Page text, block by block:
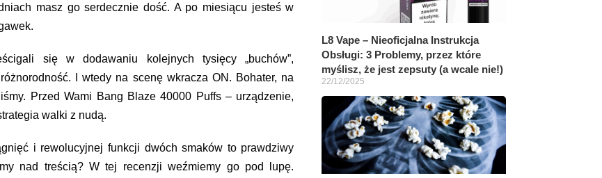
L8 Vape – Nieoficjalna Instrukcja
Obsługi: 3 Problemy, przez które
myślisz, że jest zepsuty (a wcale nie!)
22/12/2025
masz go serdecznie dość. A po miesiącu jesteś w
się w dodawaniu kolejnych tysięcy „buchów”,
I wtedy na scenę wkracza ON. Bohater, na
Przed Wami Bang Blaze 40000 Puffs– urządzenie,
walki z nudą.
i rewolucyjnej funkcji dwóch smaków to prawdziwy
nad treścią? W tej recenzji weźmiemy go pod lupę.